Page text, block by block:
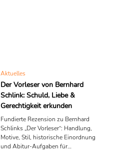
Aktuelles
Der Vorleser von Bernhard
Schlink: Schuld, Liebe &
Gerechtigkeit erkunden
Fundierte Rezension zu Bernhard
Schlinks „Der Vorleser“: Handlung,
Motive, Stil, historische Einordnung
und Abitur-Aufgaben für